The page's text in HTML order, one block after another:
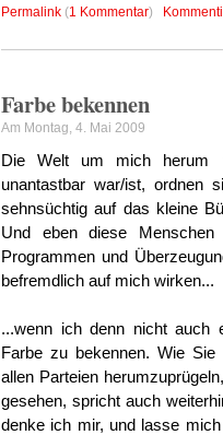
Permalink (1 Kommentar)
Farbe bekennen
Am Montag, 4. Mai 2009
Die Welt um mich herum
unantastbar war/ist, ordnen
sehnsüchtig auf das kleine
Und eben diese
Programmen und
befremdlich auf mich wirken...
...wenn ich denn nicht auch
Farbe zu bekennen. Wie
allen Parteien
gesehen, spricht auch
denke ich mir, und lasse